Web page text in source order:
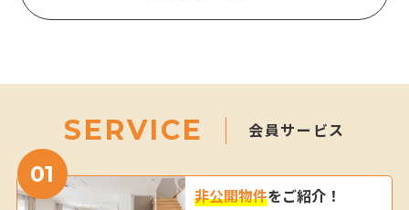
SERVICE 会員サービス
01
非公開物件をご紹介！